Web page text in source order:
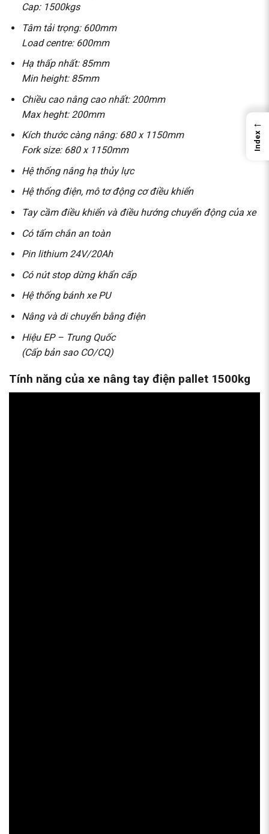
Cap: 1500kgs
Tâm tải trọng: 600mm
Load centre: 600mm
Hạ thấp nhất: 85mm
Min height: 85mm
Chiều cao nâng cao nhất: 200mm
Max heght: 200mm
Kích thước càng nâng: 680 x 1150mm
Fork size: 680 x 1150mm
Hệ thống nâng hạ thủy lực
Hệ thống điện, mô tơ động cơ điều khiển
Tay cầm điều khiển và điều hướng chuyển động của xe
Có tấm chắn an toàn
Pin lithium 24V/20Ah
Có nút stop dừng khẩn cấp
Hệ thống bánh xe PU
Nâng và di chuyển bằng điện
Hiệu EP – Trung Quốc
(Cấp bản sao CO/CQ)
Tính năng của xe nâng tay điện pallet 1500kg
←
Index